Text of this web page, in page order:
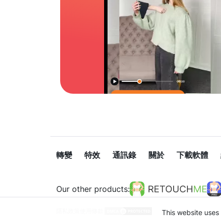
轉變 特效 通訊錄 關於 下載軟體
Our other products:
This website